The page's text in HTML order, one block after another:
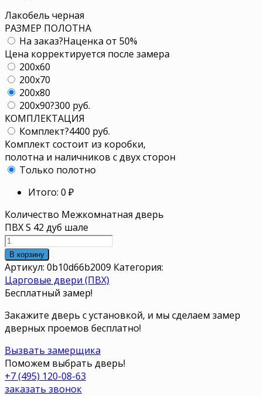
Лакобель черная
РАЗМЕР ПОЛОТНА
На заказ?Наценка от 50%
Цена корректируется после замера
200x60
200x70
200x80
200x90?300 руб.
КОМПЛЕКТАЦИЯ
Комплект?4400 руб.
Комплект состоит из коробки,
полотна и наличников с двух сторон
Только полотно
Итого: 0 ₽
Количество Межкомнатная дверь
ПВХ S 42 дуб шале
В корзину
Артикул: 0b10d66b2009 Категория:
Царговые двери (ПВХ)
Бесплатный замер!
Закажите дверь с установкой, и мы сделаем замер
дверных проемов бесплатно!
Вызвать замерщика
Поможем выбрать дверь!
+7 (495) 120-08-63
заказать звонок